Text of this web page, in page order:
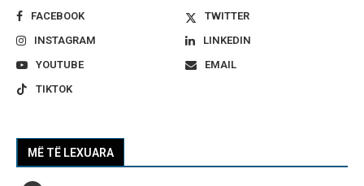
FACEBOOK
TWITTER
INSTAGRAM
LINKEDIN
YOUTUBE
EMAIL
TIKTOK
MË TË LEXUARA